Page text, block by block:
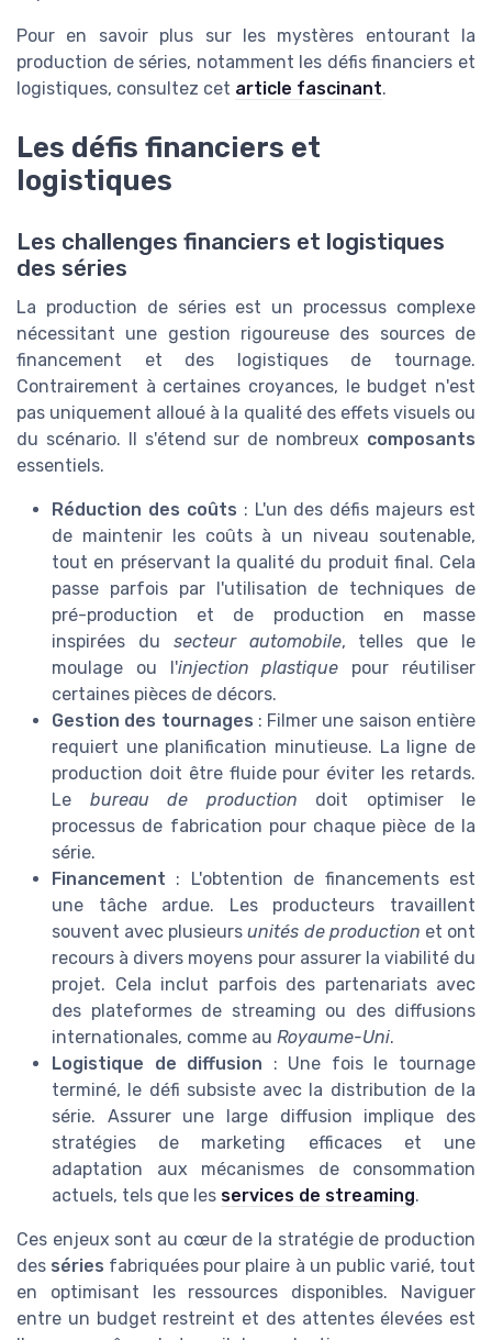
Pour en savoir plus sur les mystères entourant la
production de séries, notamment les défis financiers et
logistiques, consultez cet article fascinant.
Les défis financiers et
logistiques
Les challenges financiers et logistiques
des séries
La production de séries est un processus complexe
nécessitant une gestion rigoureuse des sources de
financement et des logistiques de tournage.
Contrairement à certaines croyances, le budget n'est
pas uniquement alloué à la qualité des effets visuels ou
du scénario. Il s'étend sur de nombreux composants
essentiels.
Réduction des coûts : L'un des défis majeurs est
de maintenir les coûts à un niveau soutenable,
tout en préservant la qualité du produit final. Cela
passe parfois par l'utilisation de techniques de
pré-production et de production en masse
inspirées du secteur automobile, telles que le
moulage ou l'injection plastique pour réutiliser
certaines pièces de décors.
Gestion des tournages : Filmer une saison entière
requiert une planification minutieuse. La ligne de
production doit être fluide pour éviter les retards.
Le bureau de production doit optimiser le
processus de fabrication pour chaque pièce de la
série.
Financement : L'obtention de financements est
une tâche ardue. Les producteurs travaillent
souvent avec plusieursunités de production et ont
recours à divers moyens pour assurer la viabilité du
projet. Cela inclut parfois des partenariats avec
des plateformes de streaming ou des diffusions
internationales, comme au Royaume-Uni.
Logistique de diffusion : Une fois le tournage
terminé, le défi subsiste avec la distribution de la
série. Assurer une large diffusion implique des
stratégies de marketing efficaces et une
adaptation aux mécanismes de consommation
actuels, tels que les services de streaming.
Ces enjeux sont au cœur de la stratégie de production
des séries fabriquées pour plaire à un public varié, tout
en optimisant les ressources disponibles. Naviguer
entre un budget restreint et des attentes élevées est